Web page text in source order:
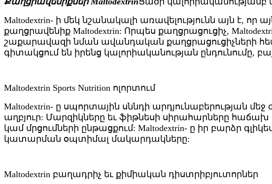
Maltodextrin- ի մեկ նշանակալի առավելությունն այն է,
քաղցրավենիք Maltodextrin: Որպես քաղցրացուցիչ,
շաքարավազի նման ավանդական քաղցրացուցիչների
գիտակցում են իրենց կալորիականության ընդունումը,
Maltodextrin Sports Nutrition ոլորտում
Maltodextrin- ը սպորտային սննդի արդյունաբերության
աղբյուր: Մարզիկները եւ ֆիթնեսի սիրահարները
կամ մրցումների ընթացքում: Maltodextrin- ը իր բարձր
կատարման օպտիմալ մակարդակները:
Maltodextrin բաղադրիչ եւ քիմիական դիստրիբյուտորներ